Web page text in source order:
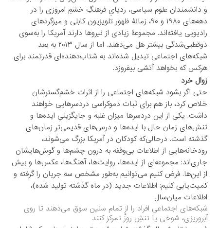
و دانشمندان علوم سیاسی، ردپایِ فرهنگِ خشمِ امروزی را در
دهه‌های ۱۹۸۰ و ۹۰، زمانۀ ظهور تلویزیون کابلی و میزگردهای
رادیویی یافته‌اند. مجموعۀ زیادی از نیروها دارند آمریکا را به‌سوی
دوقطبی‌شدگی بیشتر هل می‌دهند. اما از سال ۲۰۱۳ به بعد
شبکه‌های اجتماعی تبدیل شده‌اند به شتاب‌دهنده‌ای قدرتمند برای
هرکس که بخواهد آتشی بیفروزد.
زوال خرد
حتی اگر بشود شبکه‌های اجتماعی را از اثرات خشم‌گسترشان
خلاص کرد، باز هم برای ثبات دموکراسی دردسرهایی خواهند
داشت. یکی از این دردسرها میزان غلبه و جایگزینیِ ایده‌ها و
تنش‌های زمان حال با ایده‌ها و درس‌های قدیمی‌تر زمان‌های
گذشته است. درحالی‌که کودکان در آمریکا بزرگ می‌شوند،
رودخانه‌هایی از اطلاعات بی‌وقفه به درون چشم‌ها و گوش‌هایشان
جاری‌اند: مجموعه‌ای از ایده‌ها، روایت‌ها، آهنگ‌ها، عکس‌ها و بیش
از این‌ها. فرض کنیم می‌توانیم به‌طور مشخص سه جریان را گرفته و
کمیت‌یابی کنیم: اطلاعات جدید (در ماه گذشته تولید شده)،
اطلاعات میان‌سال
شبکه‌های اجتماعی افراد را از تمام سنین سوق می‌دهند تا روی
آبروریزی، شوخی یا تنشِ روزْ تمرکز کنند